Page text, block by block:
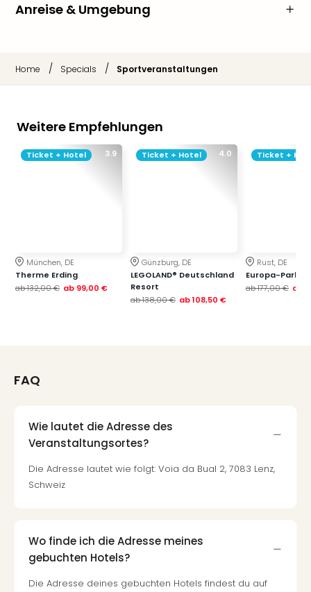
Anreise & Umgebung
Home / Specials / Sportveranstaltungen
Weitere Empfehlungen
3.9
Ticket + Hotel
München, DE
Therme Erding
ab132,00 € ab 99,00 €
4.0
Ticket + Hotel
Günzburg, DE
LEGOLAND® Deutschland
Resort
ab138,00 € ab108,50 €
Ticket +
Rust, DE
Europa-Park
ab177,00 € ab
FAQ
Wie lautet die Adresse des
Veranstaltungsortes?
Die Adresse lautet wie folgt: Voia da Bual 2, 7083 Lenz,
Schweiz
Wo finde ich die Adresse meines
gebuchten Hotels?
Die Adresse deines gebuchten Hotels findest du auf